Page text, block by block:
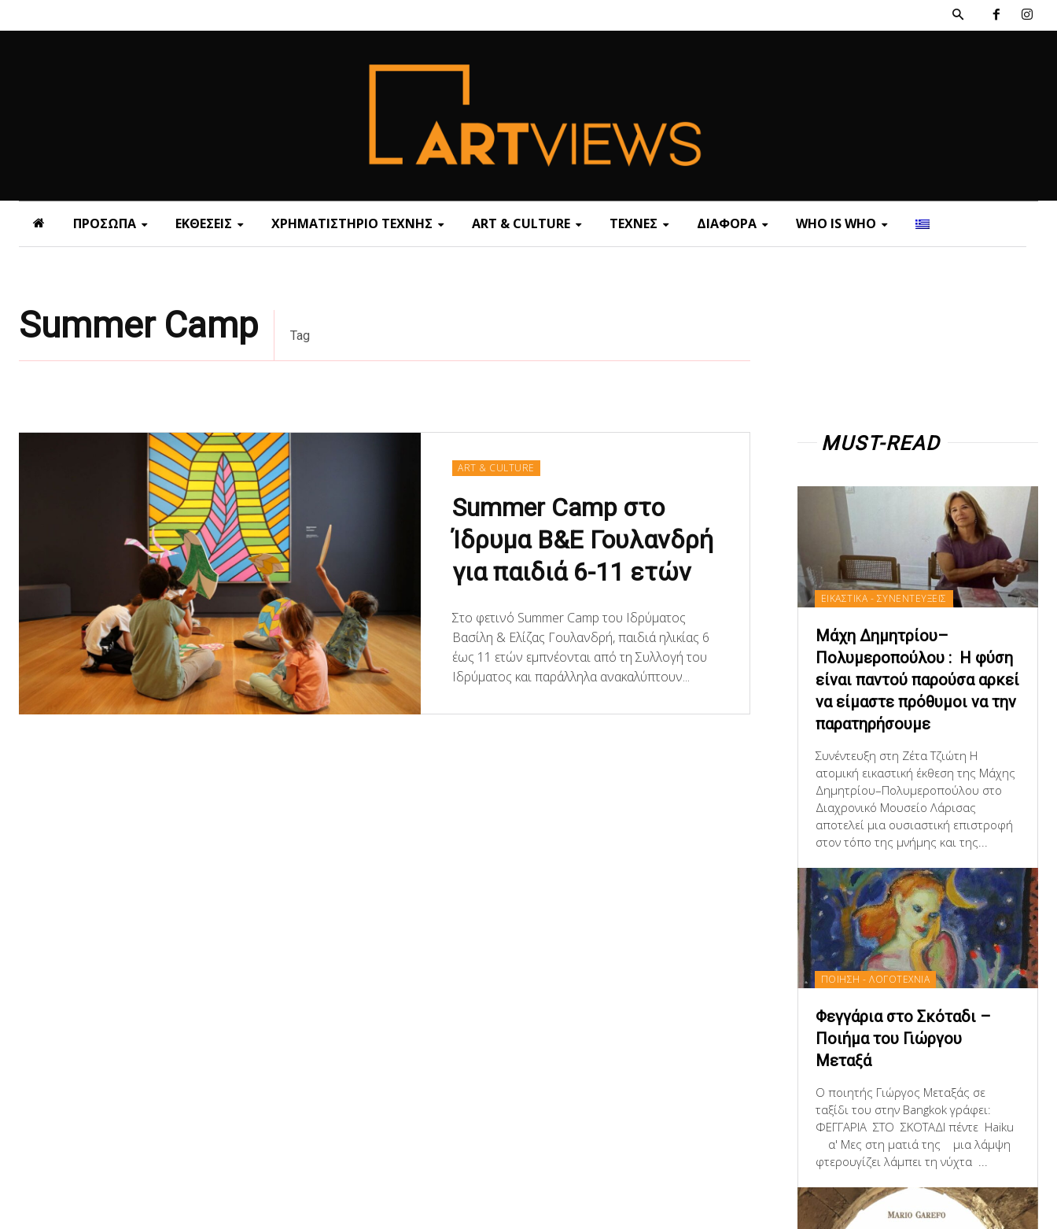
ΠΡΟΣΩΠΑ ΕΚΘΕΣΕΙΣ ΧΡΗΜΑΤΙΣΤΗΡΙΟ ΤΕΧΝΗΣ ART & CULTURE ΤΕΧΝΕΣ ΔΙΑΦΟΡΑ WHO IS WHO
Summer Camp Tag
ART & CULTURE
Summer Camp στο
Ίδρυμα Β&Ε Γουλανδρή
για παιδιά 6-11 ετών
Στο φετινό Summer Camp του Ιδρύματος
Βασίλη & Ελίζας Γουλανδρή, παιδιά ηλικίας 6
έως 11 ετών εμπνέονται από τη Συλλογή του
Ιδρύματος και παράλληλα ανακαλύπτουν...
MUST-READ
ΕΙΚΑΣΤΙΚΑ - ΣΥΝΕΝΤΕΥΞΕΙΣ
Μάχη Δημητρίου–
Πολυμεροπούλου : Η φύση
είναι παντού παρούσα αρκεί
να είμαστε πρόθυμοι να την
παρατηρήσουμε
Συνέντευξη στη Ζέτα Τζιώτη Η
ατομική εικαστική έκθεση της Μάχης
Δημητρίου–Πολυμεροπούλου στο
Διαχρονικό Μουσείο Λάρισας
αποτελεί μια ουσιαστική επιστροφή
στον τόπο της μνήμης και της...
ΠΟΙΗΣΗ - ΛΟΓΟΤΕΧΝΙΑ
Φεγγάρια στο Σκόταδι –
Ποιήμα του Γιώργου
Μεταξά
Ο ποιητής Γιώργος Μεταξάς σε
ταξίδι του στην Bangkok γράφει:
ΦΕΓΓΑΡΙΑ ΣΤΟ ΣΚΟΤΑΔΙ πέντε Haiku
α' Μες στη ματιά της μια λάμψη
φτερουγίζει λάμπει τη νύχτα ...